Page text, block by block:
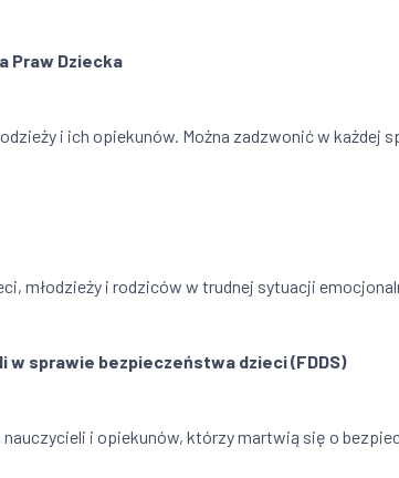
Praw Dziecka
i ich opiekunów. Można zadzwonić w
młodzieży i rodziców w trudnej sytuacji
w sprawie bezpieczeństwa dzieci (FDDS)
i opiekunów, którzy martwią się o